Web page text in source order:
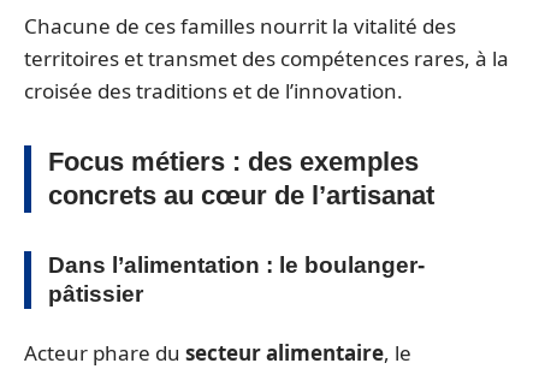
Chacune de ces familles nourrit la vitalité des
territoires et transmet des compétences rares, à la
croisée des traditions et de l’innovation.
Focus métiers : des exemples
concrets au cœur de l’artisanat
Dans l’alimentation : le boulanger-
pâtissier
Acteur phare du secteur alimentaire, le